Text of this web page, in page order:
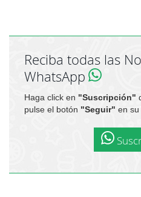
Reciba todas las
WhatsApp
Haga click en "Suscripción"
pulse el botón "Seguir" en su